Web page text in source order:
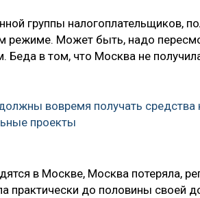
группы налогоплательщиков,
режиме. Может быть, надо
Беда в том, что Москва не
вовремя получать средства
проекты
в Москве, Москва потеряла,
практически до половины своей